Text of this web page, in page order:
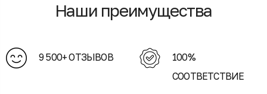
Наши преимущества
9 500+ ОТЗЫВОВ
100%
СООТВЕТСТВИЕ